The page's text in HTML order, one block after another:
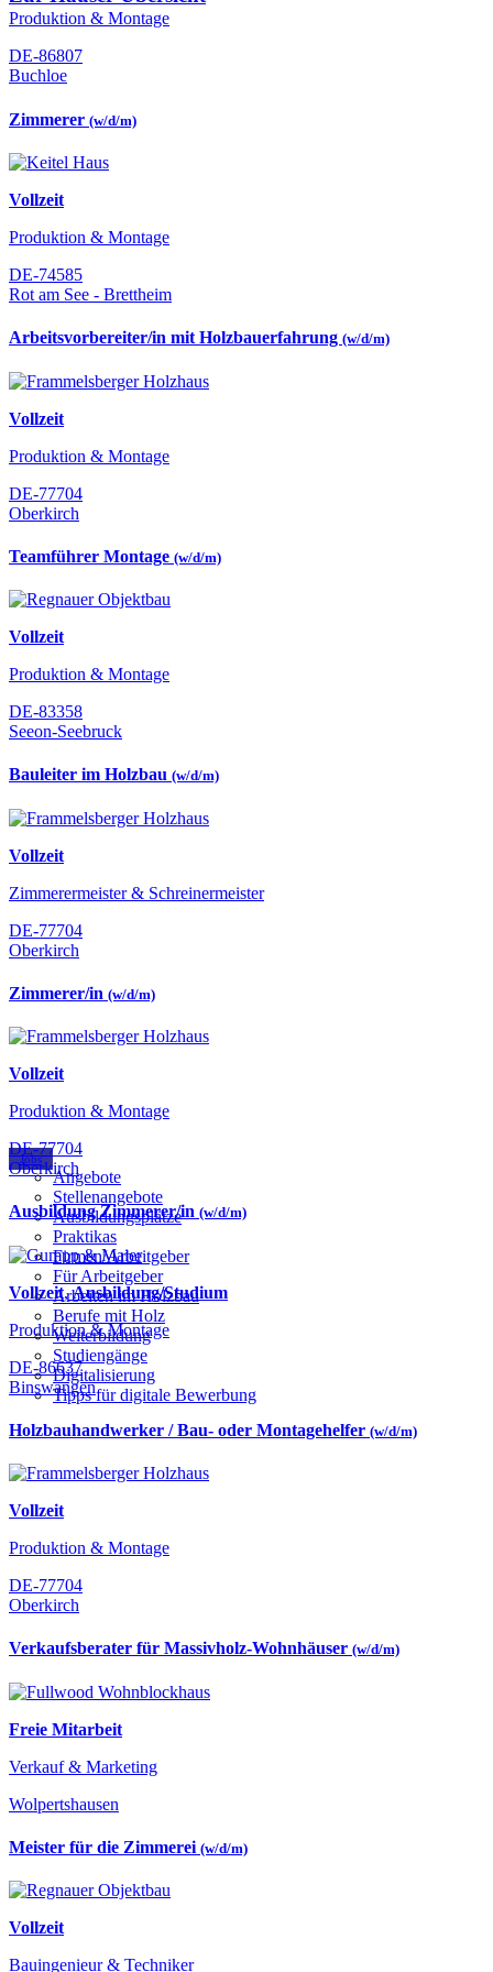
Jobs
Angebote
Stellenangebote
Ausbildungsplätze
Praktikas
Firmen/Arbeitgeber
Für Arbeitgeber
Arbeiten im Holzbau
Berufe mit Holz
Weiterbildung
Studiengänge
Digitalisierung
Tipps für digitale Bewerbung
Produktion & Montage
DE-86807
Buchloe
Zimmerer (w/d/m)
Vollzeit
Produktion & Montage
DE-74585
Rot am See - Brettheim
Arbeitsvorbereiter/in mit Holzbauerfahrung (w/d/m)
Vollzeit
Produktion & Montage
DE-77704
Oberkirch
Teamführer Montage (w/d/m)
Vollzeit
Produktion & Montage
DE-83358
Seeon-Seebruck
Bauleiter im Holzbau (w/d/m)
Vollzeit
Zimmerermeister & Schreinermeister
DE-77704
Oberkirch
Zimmerer/in (w/d/m)
Vollzeit
Produktion & Montage
DE-77704
Oberkirch
Ausbildung Zimmerer/in (w/d/m)
Vollzeit,Ausbildung/Studium
Produktion & Montage
DE-86637
Binswangen
Holzbauhandwerker / Bau- oder Montagehelfer (w/d/m)
Vollzeit
Produktion & Montage
DE-77704
Oberkirch
Verkaufsberater für Massivholz-Wohnhäuser (w/d/m)
Freie Mitarbeit
Verkauf & Marketing
Wolpertshausen
Meister für die Zimmerei (w/d/m)
Vollzeit
Bauingenieur & Techniker